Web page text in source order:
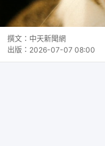
撰文： 中天新聞網
出版： 2026-07-07 08:00